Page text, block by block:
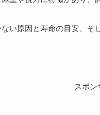
い原因と寿命の目安、
スポン